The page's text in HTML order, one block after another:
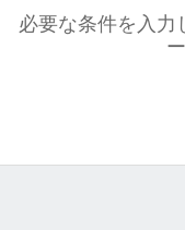
必要な条件を入力